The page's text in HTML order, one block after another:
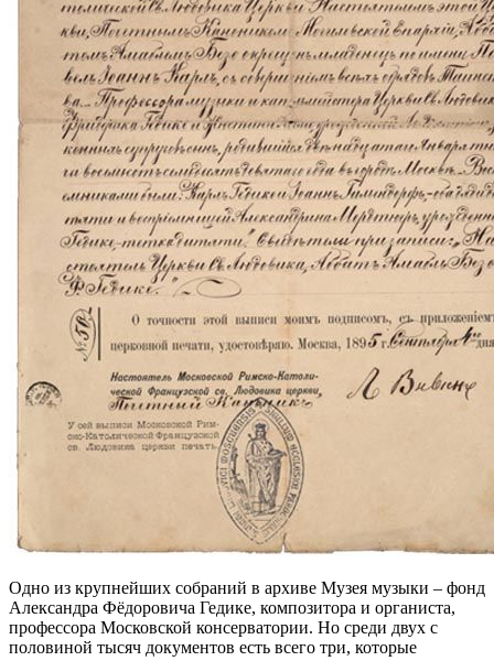
Одно из крупнейших собраний в архиве Музея музыки – фонд
Александра Фёдоровича Гедике, композитора и органиста,
профессора Московской консерватории. Но среди двух с
половиной тысяч документов есть всего три, которые